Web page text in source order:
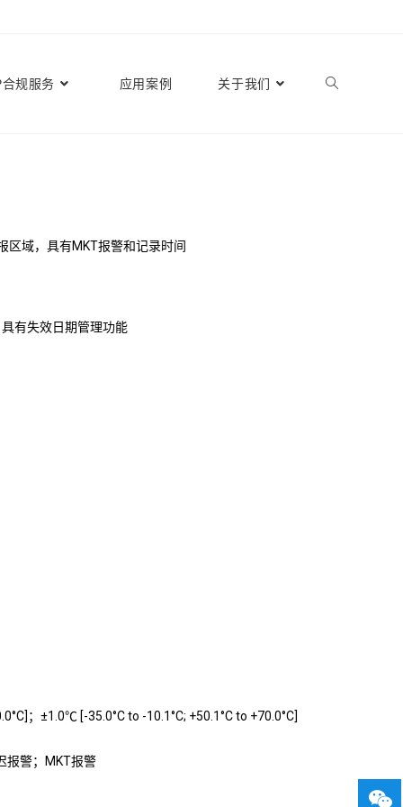
规服务 应用案例 关于我们
区域，具有MKT报警和记录时间
有失效日期管理功能
°C]；±1.0℃ [-35.0°Cto -10.1°C; +50.1°Cto +70.0°C]
报警；MKT报警